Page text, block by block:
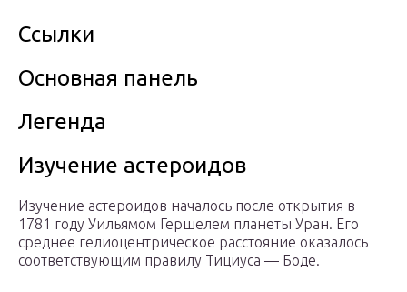
Ссылки
Основная панель
Легенда
Изучение астероидов
Изучение астероидов началось после открытия в
1781 году Уильямом Гершелем планеты Уран. Его
среднее гелиоцентрическое расстояние оказалось
соответствующим правилу Тициуса — Боде.